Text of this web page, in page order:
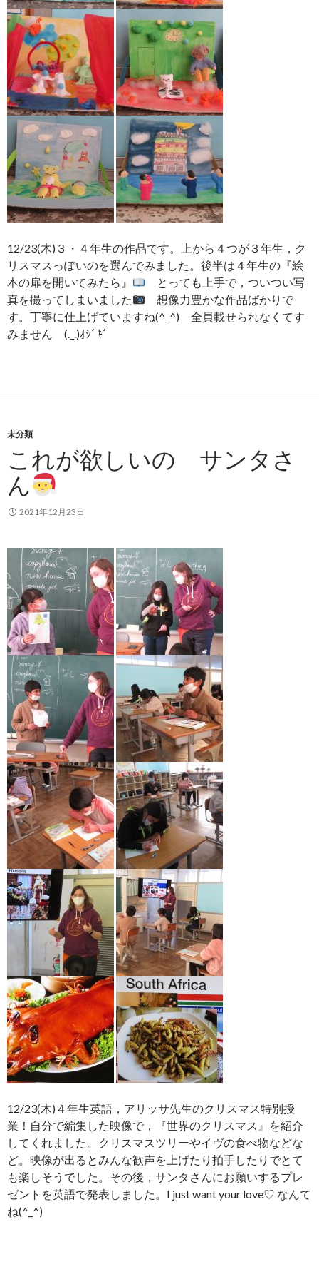
12/23(木)３・４年生の作品です。上から４つが３年生，ク
リスマスっぽいのを選んでみました。後半は４年生の『絵
本の扉を開いてみたら』
とっても上手で，ついつい写
真を撮ってしまいました
想像力豊かな作品ばかりで
す。丁寧に仕上げていますね(^_^) 全員載せられなくてす
みません (._.)ｵｼﾞｷﾞ
未分類
これが欲しいの サンタさ
ん
2021年12月23日
12/23(木)４年生英語，アリッサ先生のクリスマス特別授
業！自分で編集した映像で，『世界のクリスマス』を紹介
してくれました。クリスマスツリーやイヴの食べ物などな
ど。映像が出るとみんな歓声を上げたり拍手したりでとて
も楽しそうでした。その後，サンタさんにお願いするプレ
ゼントを英語で発表しました。I just want your love♡ なんて
ね(^_^)